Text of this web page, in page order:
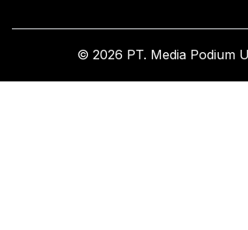
© 2026 PT. Media Podium